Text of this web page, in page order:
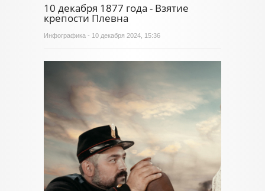
10 декабря 1877 года - Взятие
крепости Плевна
Инфографика - 10 декабря 2024, 15:36